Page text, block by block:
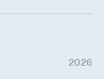
2026